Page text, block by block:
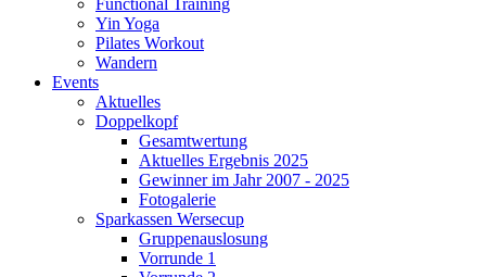
Functional Training
Yin Yoga
Pilates Workout
Wandern
Events
Aktuelles
Doppelkopf
Gesamtwertung
Aktuelles Ergebnis 2025
Gewinner im Jahr 2007 - 2025
Fotogalerie
Sparkassen Wersecup
Gruppenauslosung
Vorrunde 1